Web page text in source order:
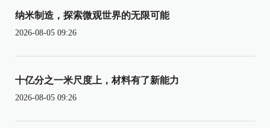
纳米制造，探索微观世界的无限可能
2026-08-05 09:26
十亿分之一米尺度上，材料有了新能力
2026-08-05 09:26